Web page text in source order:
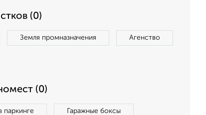
(0)
Земля промназначения Агенство
(0)
Гаражные боксы